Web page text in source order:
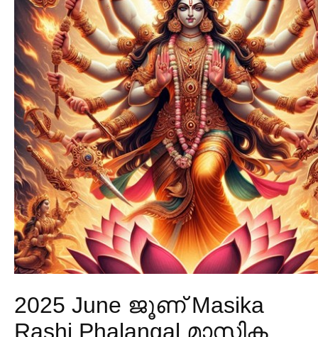
2025 June ജൂണ് Masika
Rashi Phalangal മാസിക